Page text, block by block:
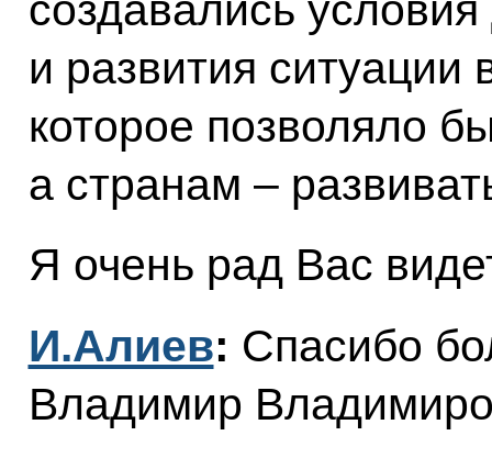
и развития ситуации
которое позволяло
а странам –
Я очень рад Вас
И.Алиев: Спасибо
Владимир